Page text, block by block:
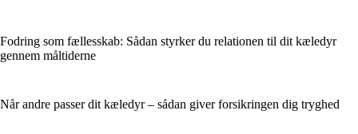
Fodring som fællesskab: Sådan styrker du relationen til dit kæledyr
gennem måltiderne
Når andre passer dit kæledyr – sådan giver forsikringen dig tryghed